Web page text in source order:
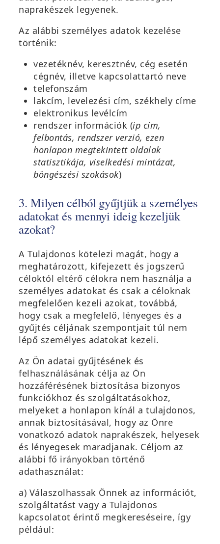
naprakészek legyenek.
Az alábbi személyes adatok kezelése
történik:
vezetéknév, keresztnév, cég esetén
cégnév, illetve kapcsolattartó neve
telefonszám
lakcím, levelezési cím, székhely címe
elektronikus levélcím
rendszer információk (ip cím,
felbontás, rendszer verzió, ezen
honlapon megtekintett oldalak
statisztikája, viselkedési mintázat,
böngészési szokások)
3. Milyen célból gyűjtjük a személyes
adatokat és mennyi ideig kezeljük
azokat?
A Tulajdonos kötelezi magát, hogy a
meghatározott, kifejezett és jogszerű
céloktól eltérő célokra nem használja a
személyes adatokat és csak a céloknak
megfelelően kezeli azokat, továbbá,
hogy csak a megfelelő, lényeges és a
gyűjtés céljának szempontjait túl nem
lépő személyes adatokat kezeli.
Az Ön adatai gyűjtésének és
felhasználásának célja az Ön
hozzáférésének biztosítása bizonyos
funkciókhoz és szolgáltatásokhoz,
melyeket a honlapon kínál a tulajdonos,
annak biztosításával, hogy az Önre
vonatkozó adatok naprakészek, helyesek
és lényegesek maradjanak. Céljom az
alábbi fő irányokban történő
adathasználat:
a) Válaszolhassak Önnek az információt,
szolgáltatást vagy a Tulajdonos
kapcsolatot érintő megkereséseire, így
például: